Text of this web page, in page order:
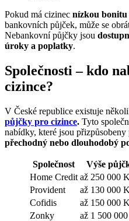
Pokud má cizinec nízkou bonitu
bankovních půjček, může se
Nebankovní půjčky jsou
úroky a poplatky.
Společnosti – kdo
cizince?
V České republice existuje
půjčky pro cizince. Tyto
nabídky, které jsou
přechodný nebo dlouhodobý
Společnost Výše
Home Credit až 250 000
Provident
až 130 000
Cofidis
až 150 000
Zonky
až 1 500